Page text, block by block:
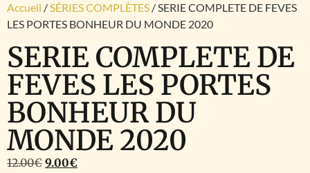
Accueil /SÉRIES COMPLÈTES / SERIE COMPLETE DE FEVES
LES PORTES BONHEUR DU MONDE 2020
SERIE COMPLETE DE
FEVES LES PORTES
BONHEUR DU
MONDE 2020
12.00€ 9.00€